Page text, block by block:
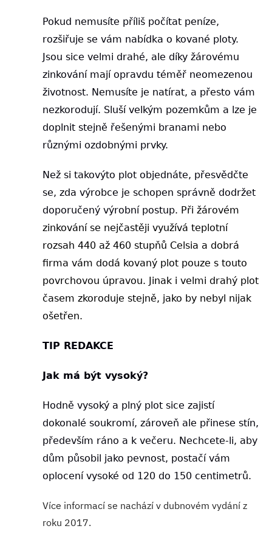
Pokud nemusíte příliš počítat peníze,
rozšiřuje se vám nabídka o kované ploty.
Jsou sice velmi drahé, ale díky žárovému
zinkování mají opravdu téměř neomezenou
životnost. Nemusíte je natírat, a přesto vám
nezkorodují. Sluší velkým pozemkům a lze je
doplnit stejně řešenými branami nebo
různými ozdobnými prvky.
Než si takovýto plot objednáte, přesvědčte
se, zda výrobce je schopen správně dodržet
doporučený výrobní postup. Při žárovém
zinkování se nejčastěji využívá teplotní
rozsah 440 až 460 stupňů Celsia a dobrá
firma vám dodá kovaný plot pouze s touto
povrchovou úpravou. Jinak i velmi drahý plot
časem zkoroduje stejně, jako by nebyl nijak
ošetřen.
TIP REDAKCE
Jak má být vysoký?
Hodně vysoký a plný plot sice zajistí
dokonalé soukromí, zároveň ale přinese stín,
především ráno a k večeru. Nechcete-li, aby
dům působil jako pevnost, postačí vám
oplocení vysoké od 120 do 150 centimetrů.
Více informací se nachází v dubnovém vydání z
roku 2017.